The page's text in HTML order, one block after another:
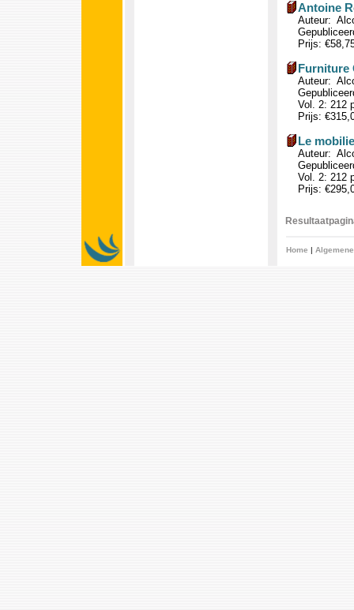
Antoine
Auteur:
Prijs:
Furniture
Auteur:
Vol. 2: 212
Prijs:
Le
Auteur:
Vol. 2: 212
Prijs:
Home |